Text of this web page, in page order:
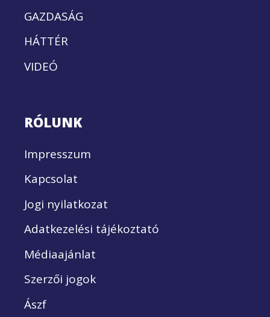
GAZDASÁG
HÁTTÉR
VIDEÓ
RÓLUNK
Impresszum
Kapcsolat
Jogi nyilatkozat
Adatkezelési tájékoztató
Médiaajánlat
Szerzői jogok
Ászf